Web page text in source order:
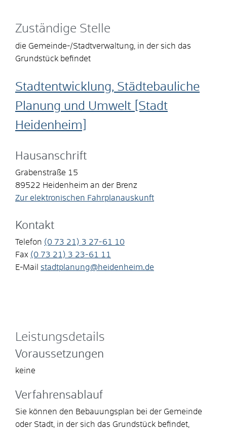
Zuständige Stelle
die Gemeinde-/Stadtverwaltung, in der sich das
Grundstück befindet
Stadtentwicklung, Städtebauliche
Planung und Umwelt [Stadt
Heidenheim]
Hausanschrift
Grabenstraße 15
89522 Heidenheim an der Brenz
Zur elektronischen Fahrplanauskunft
Kontakt
Telefon (0 73 21) 3 27-61
10
Fax (0 73 21) 3 23-61
11
E-Mail stadtplanung@heidenheim.de
Leistungsdetails
Voraussetzungen
keine
Verfahrensablauf
Sie können den Bebauungsplan bei der Gemeinde
oder Stadt, in der sich das Grundstück befindet,